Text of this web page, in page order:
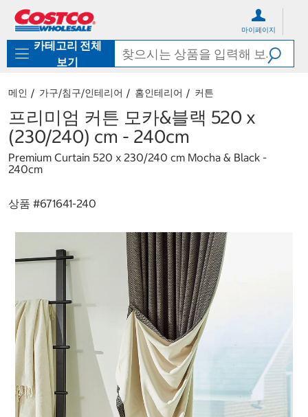
로
기
가
마이페이지
카테고리 전체
보기
메인 가구/침구/인테리어 홈인테리어 커튼
프리미엄 커튼 모카&블랙 520 x
(230/240) cm - 240cm
Premium Curtain 520 x 230/240 cm Mocha & Black -
240cm
상품 #671641-240